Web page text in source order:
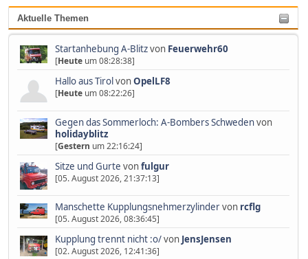
Aktuelle Themen
Startanhebung A-Blitzvon Feuerwehr60
[Heuteum 08:28:38]
Hallo aus TirolvonOpelLF8
[Heuteum 08:22:26]
Gegen das Sommerloch: A-Bombers Schwedenvon
holidayblitz
[Gestern um 22:16:24]
Sitze und Gurte vonfulgur
[05. August 2026, 21:37:13]
Manschette Kupplungsnehmerzylindervon rcflg
[05. August 2026, 08:36:45]
Kupplung trennt nicht :o/von JensJensen
[02. August 2026, 12:41:36]